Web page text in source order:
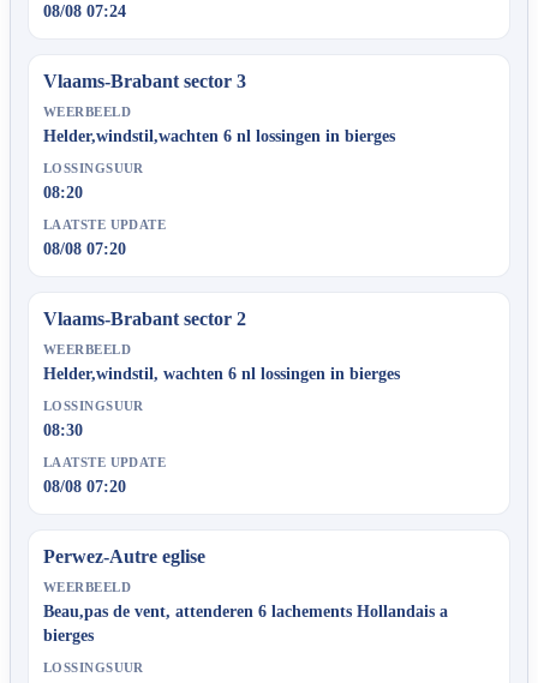
08/08 07:24
Vlaams-Brabant sector 3
WEERBEELD
Helder,windstil,wachten 6 nl lossingen in bierges
LOSSINGSUUR
08:20
LAATSTE UPDATE
08/08 07:20
Vlaams-Brabant sector 2
WEERBEELD
Helder,windstil, wachten 6 nl lossingen in bierges
LOSSINGSUUR
08:30
LAATSTE UPDATE
08/08 07:20
Perwez-Autre eglise
WEERBEELD
Beau,pas de vent, attenderen 6 lachements Hollandais a
bierges
LOSSINGSUUR